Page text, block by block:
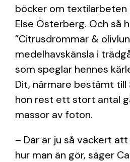
böcker om textilarbeten
Else Österberg. Och så
”Citrusdrömmar &
medelhavskänsla i
som speglar hennes
Dit, närmare bestämt till
hon rest ett stort antal
massor av foton.
– Där är ju så vackert
hur man än gör, säger